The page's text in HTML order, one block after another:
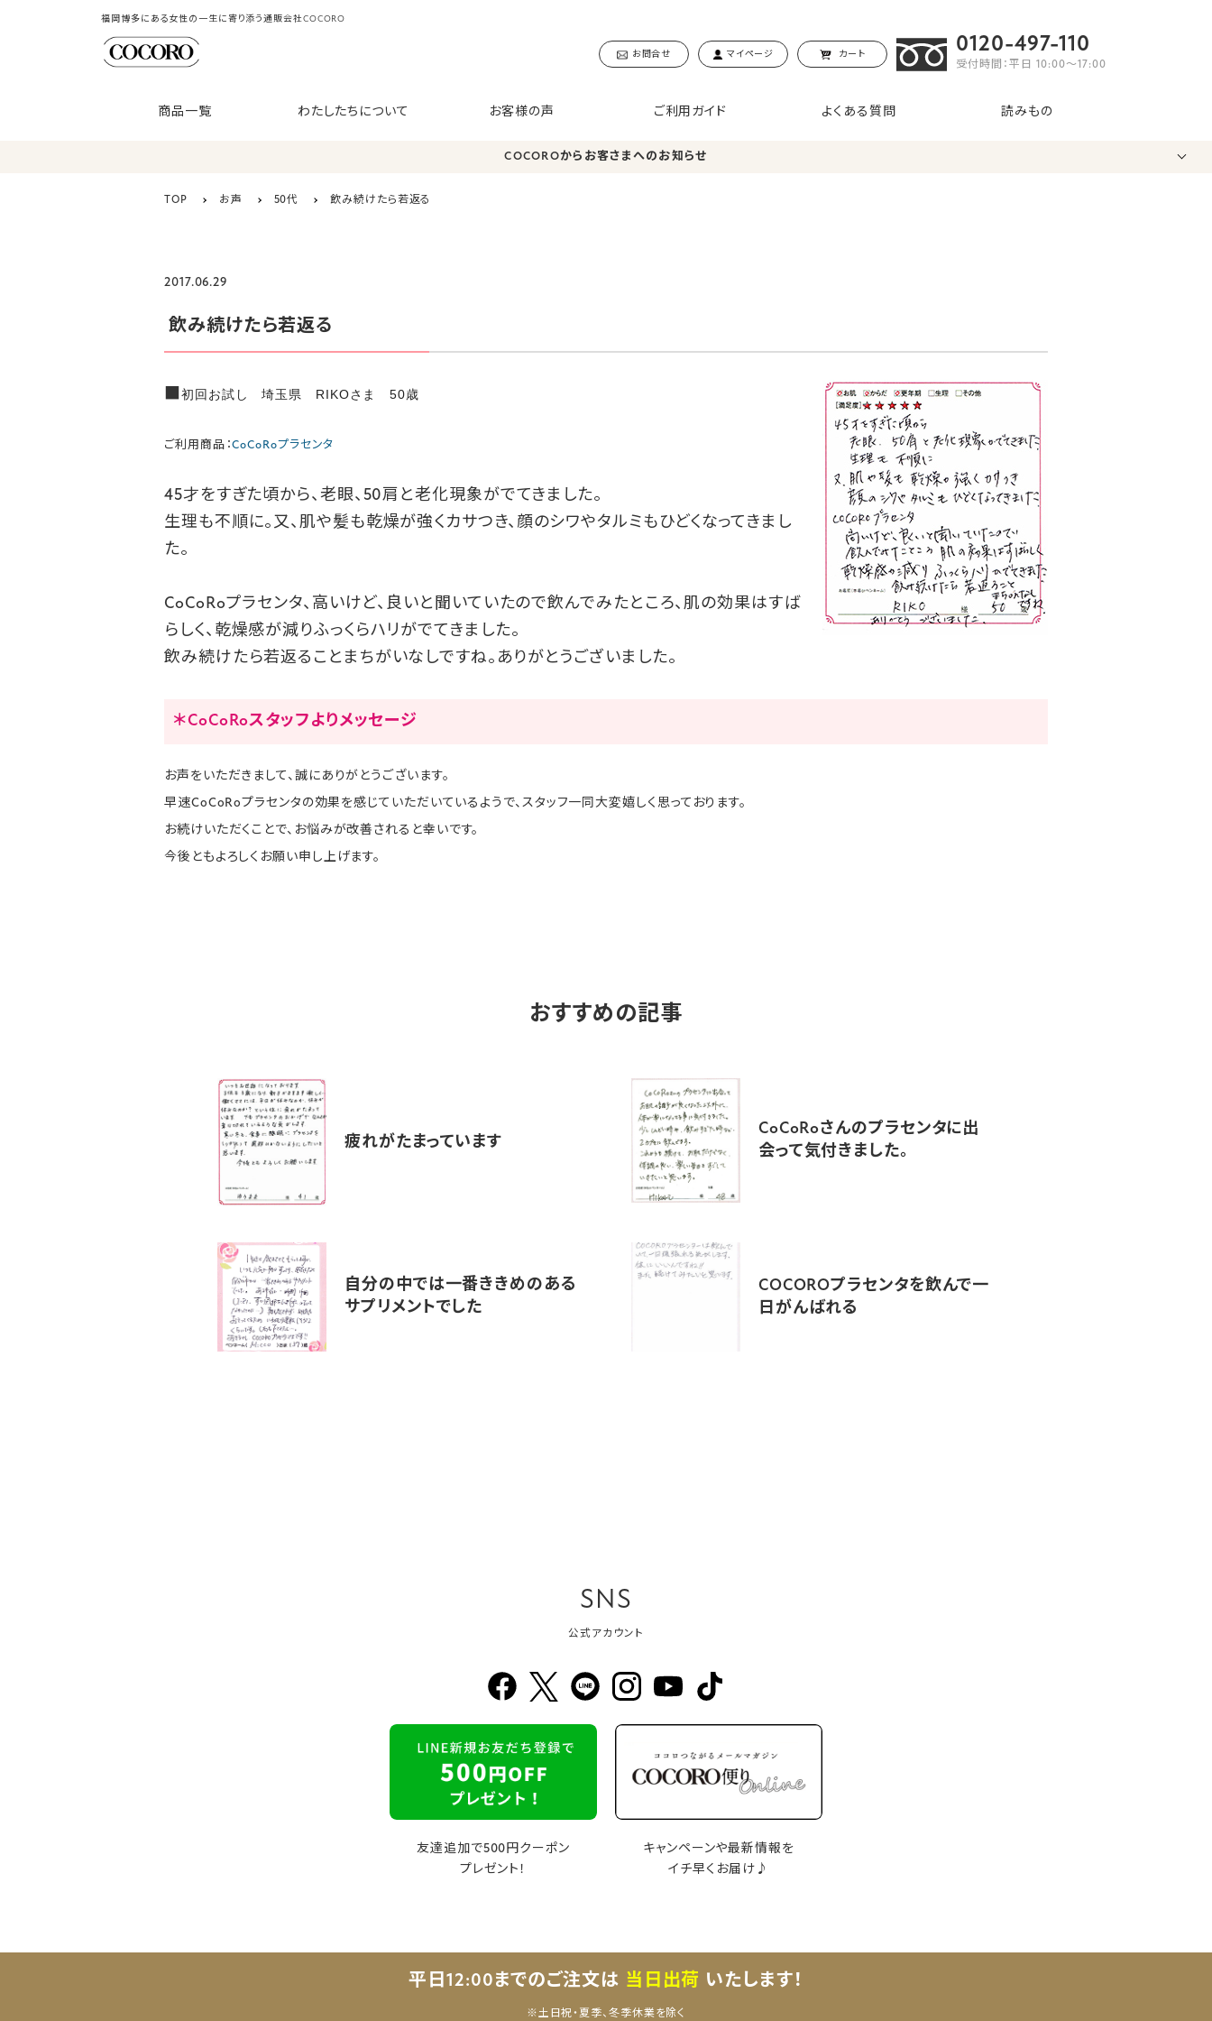
福岡博多にある女性の一生に寄り添う通販会社COCORO
お問合せ マイページ カート 0120-497-110
受付時間：平日 10:00〜17:00
商品一覧 わたしたちについて お客様の声 ご利用ガイド よくある質問 読みもの
COCOROからお客さまへのお知らせ
TOP お声 50代 飲み続けたら若返る
2017.06.29
飲み続けたら若返る
■初回お試し 埼玉県 RIKOさま 50歳
ご利用商品：CoCoRoプラセンタ
45才をすぎた頃から、老眼、50肩と老化現象がでてきました。
生理も不順に。又、肌や髪も乾燥が強くカサつき、顔のシワやタルミもひどくなってきまし
た。
CoCoRoプラセンタ、高いけど、良いと聞いていたので飲んでみたところ、肌の効果はすば
らしく、乾燥感が減りふっくらハリがでてきました。
飲み続けたら若返ることまちがいなしですね。ありがとうございました。
＊CoCoRoスタッフよりメッセージ
お声をいただきまして、誠にありがとうございます。
早速CoCoRoプラセンタの効果を感じていただいているようで、スタッフ一同大変嬉しく思っております。
お続けいただくことで、お悩みが改善されると幸いです。
今後ともよろしくお願い申し上げます。
おすすめの記事
疲れがたまっています
CoCoRoさんのプラセンタに出
会って気付きました。
自分の中では一番ききめのある
サプリメントでした
COCOROプラセンタを飲んで一
日がんばれる
SNS
公式アカウント
友達追加で500円クーポン
プレゼント！
キャンペーンや最新情報を
イチ早くお届け♪
平日12:00までのご注文は 当日出荷 いたします！
※土日祝・夏季、冬季休業を除く